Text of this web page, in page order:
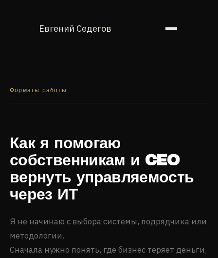
Евгений Седегов
Форматы работы
Как я помогаю
собственникам и CEO
вернуть управляемость
через ИТ
Я не начинаю с выбора системы, подрядчика или
методологии.
Сначала нужно понять, где бизнес теряет деньги,